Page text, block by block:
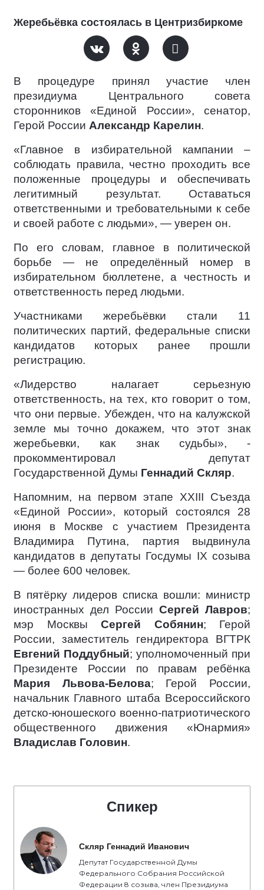
Жеребьёвка состоялась в Центризбиркоме
В процедуре принял участие член
президиума Центрального совета
сторонников «Единой России», сенатор,
Герой России Александр Карелин.
«Главное в избирательной кампании –
соблюдать правила, честно проходить все
положенные процедуры и обеспечивать
легитимный результат. Оставаться
ответственными и требовательными к себе
и своей работе с людьми», — уверен он.
По его словам, главное в политической
борьбе — не определённый номер в
избирательном бюллетене, а честность и
ответственность перед людьми.
Участниками жеребьёвки стали 11
политических партий, федеральные списки
кандидатов которых ранее прошли
регистрацию.
«Лидерство налагает серьезную
ответственность, на тех, кто говорит о том,
что они первые. Убежден, что на калужской
земле мы точно докажем, что этот знак
жеребьевки, как знак судьбы», -
прокомментировал депутат
Государственной Думы Геннадий Скляр.
Напомним, на первом этапе XXIII Съезда
«Единой России», который состоялся 28
июня в Москве с участием Президента
Владимира Путина, партия выдвинула
кандидатов в депутаты Госдумы IX созыва
— более 600 человек.
В пятёрку лидеров списка вошли: министр
иностранных дел России Сергей Лавров;
мэр Москвы Сергей Собянин; Герой
России, заместитель гендиректора ВГТРК
Евгений Поддубный; уполномоченный при
Президенте России по правам ребёнка
Мария Львова-Белова; Герой России,
начальник Главного штаба Всероссийского
детско-юношеского военно-патриотического
общественного движения «Юнармия»
Владислав Головин.
Спикер
Скляр Геннадий Иванович
Депутат Государственной Думы
Федерального Собрания Российской
Федерации 8 созыва, член Президиума